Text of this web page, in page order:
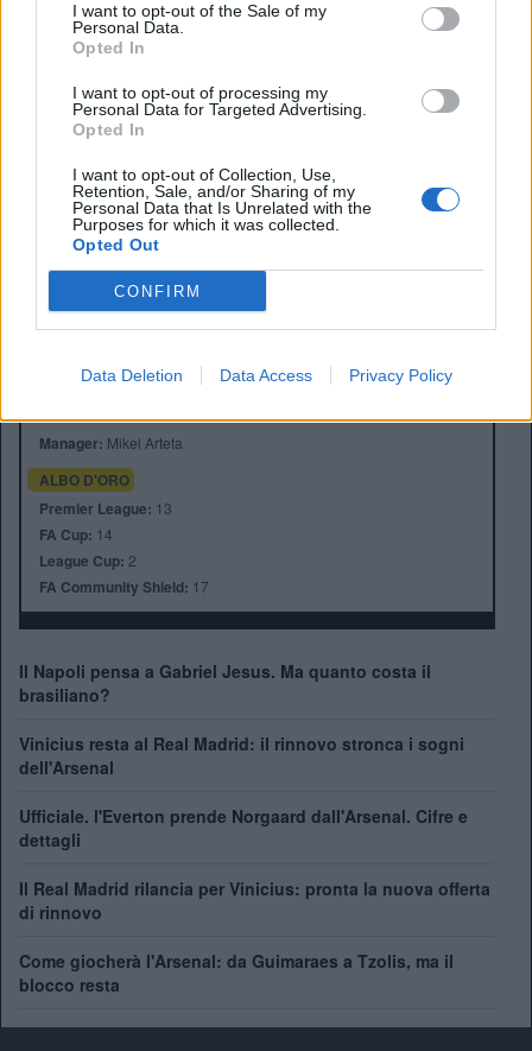
I want to opt-out of the Sale of my
Personal Data.
Opted In
I want to opt-out of processing my
Personal Data for Targeted Advertising.
Opted In
I want to opt-out of Collection, Use,
Retention, Sale, and/or Sharing of my
Personal Data that Is Unrelated with the
Purposes for which it was collected.
Opted Out
CONFIRM
Data Deletion Data Access Privacy Policy
In casa Arsenal, dunque, la parola d’ordine è pazienza.
Arteta è convinto che, con continuità e sostegno, Viktor
Gyökeres possa diventare una pedina fondamentale
nell’attacco dei Gunners
Stadio: Emirates Stadium (60.338)
Presidente:Sran Kroenke
Manager: Mikel Arteta
ALBO D'ORO
Premier League: 13
FA Cup: 14
League Cup: 2
FA Community Shield: 17
Il Napoli pensa a Gabriel Jesus. Ma quanto costa il
brasiliano?
Vinicius resta al Real Madrid: il rinnovo stronca i sogni
dell'Arsenal
Ufficiale. l'Everton prende Norgaard dall'Arsenal. Cifre e
dettagli
Il Real Madrid rilancia per Vinicius: pronta la nuova offerta
di rinnovo
Come giocherà l'Arsenal: da Guimaraes a Tzolis, ma il
blocco resta